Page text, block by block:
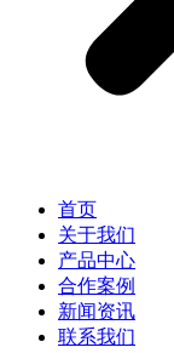
首页
关于我们
产品中心
合作案例
新闻资讯
联系我们